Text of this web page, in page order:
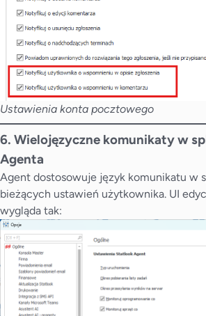
Ustawienia konta pocztowego
6. Wielojęzyczne komunikaty w
Agenta
Agent dostosowuje język komunikatu w
bieżących ustawień użytkownika. UI
wygląda tak: